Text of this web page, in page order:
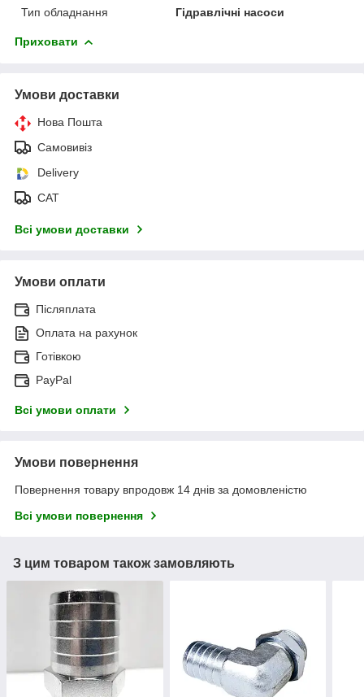
Тип обладнання
Гідравлічні насоси
Приховати
Умови доставки
Нова Пошта
Самовивіз
Delivery
САТ
Всі умови доставки
Умови оплати
Післяплата
Оплата на рахунок
Готівкою
PayPal
Всі умови оплати
Умови повернення
Повернення товару впродовж 14 днів за домовленістю
Всі умови повернення
З цим товаром також замовляють